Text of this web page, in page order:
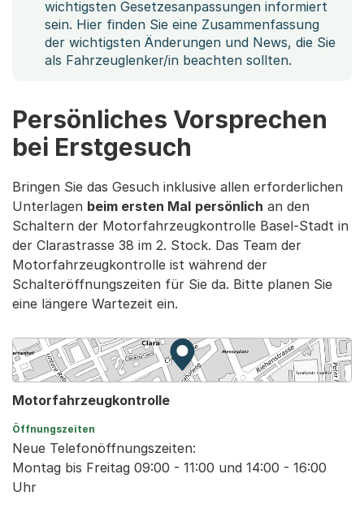
wichtigsten Gesetzesanpassungen informiert
sein. Hier finden Sie eine Zusammenfassung
der wichtigsten Änderungen und News, die Sie
als Fahrzeuglenker/in beachten sollten.
Persönliches Vorsprechen
bei Erstgesuch
Bringen Sie das Gesuch inklusive allen erforderlichen
Unterlagen beim ersten Mal persönlich an den
Schaltern der Motorfahrzeugkontrolle Basel-Stadt in
der Clarastrasse 38 im 2. Stock. Das Team der
Motorfahrzeugkontrolle ist während der
Schalteröffnungszeiten für Sie da. Bitte planen Sie
eine längere Wartezeit ein.
Zur Karte von MapBS.
Externer Link, wird in einem
Motorfahrzeugkontrolle
Öffnungszeiten
Neue Telefonöffnungszeiten:
Montag bis Freitag 09:00 - 11:00 und 14:00 - 16:00
Uhr